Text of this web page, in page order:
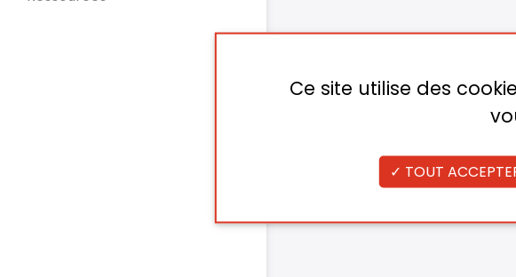
Ce site utilise des
TOUT